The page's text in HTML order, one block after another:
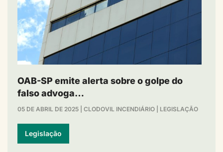
OAB-SP emite alerta sobre o golpe do
falso advoga…
05 DE ABRIL DE 2025 CLODOVIL INCENDIÁRIO LEGISLAÇÃO
Legislação